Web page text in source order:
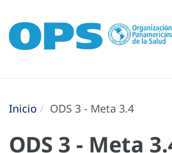
Inicio ODS 3 - Meta 3.4
ODS 3 - Meta